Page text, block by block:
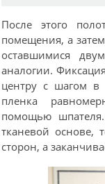
После этого
помещения, а
оставшимися
аналогии.
центру с шагом
пленка
помощью
тканевой основе,
сторон, а